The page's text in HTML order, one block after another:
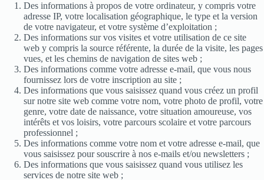
Des informations à propos de votre ordinateur, y compris votre
adresse IP, votre localisation géographique, le type et la version
de votre navigateur, et votre système d’exploitation ;
Des informations sur vos visites et votre utilisation de ce site
web y compris la source référente, la durée de la visite, les pages
vues, et les chemins de navigation de sites web ;
Des informations comme votre adresse e-mail, que vous nous
fournissez lors de votre inscription au site ;
Des informations que vous saisissez quand vous créez un profil
sur notre site web comme votre nom, votre photo de profil, votre
genre, votre date de naissance, votre situation amoureuse, vos
intérêts et vos loisirs, votre parcours scolaire et votre parcours
professionnel ;
Des informations comme votre nom et votre adresse e-mail, que
vous saisissez pour souscrire à nos e-mails et/ou newsletters ;
Des informations que vous saisissez quand vous utilisez les
services de notre site web ;